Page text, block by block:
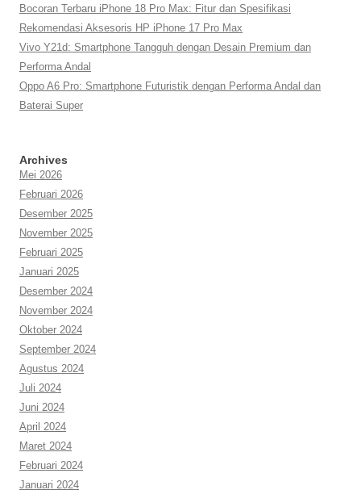
Bocoran Terbaru iPhone 18 Pro Max: Fitur dan Spesifikasi
Rekomendasi Aksesoris HP iPhone 17 Pro Max
Vivo Y21d: Smartphone Tangguh dengan Desain Premium dan
Performa Andal
Oppo A6 Pro: Smartphone Futuristik dengan Performa Andal dan
Baterai Super
Archives
Mei 2026
Februari 2026
Desember 2025
November 2025
Februari 2025
Januari 2025
Desember 2024
November 2024
Oktober 2024
September 2024
Agustus 2024
Juli 2024
Juni 2024
April 2024
Maret 2024
Februari 2024
Januari 2024